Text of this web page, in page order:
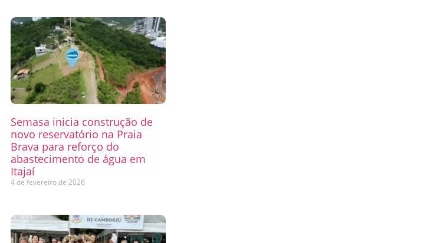
Semasa inicia construção de
novo reservatório na Praia
Brava para reforço do
abastecimento de água em
Itajaí
4 de fevereiro de 2026